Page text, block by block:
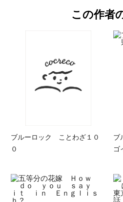
この作者
ブルーロック ことわざ１０
０
ブ
ゴ